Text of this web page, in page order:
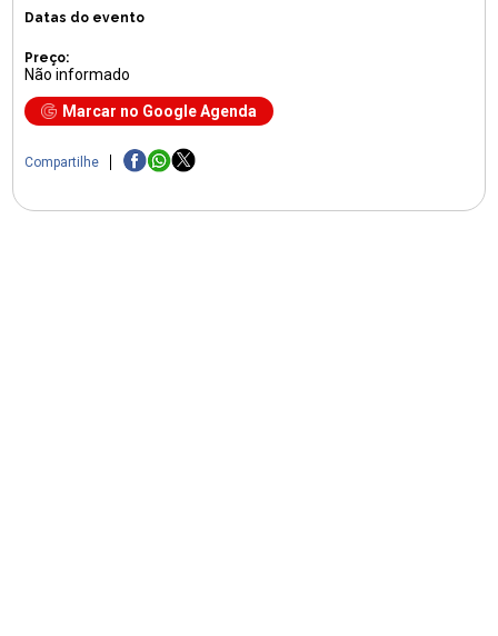
Datas do evento
Preço:
Não informado
Marcar no Google Agenda
Compartilhe